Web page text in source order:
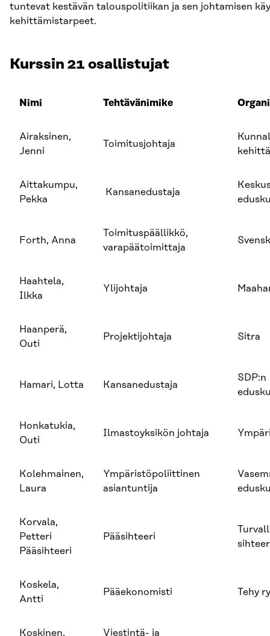
tuntevat kestävän talouspolitiikan ja sen johtamisen
kehittämistarpeet.
Kurssin 21 osallistujat
Nimi Tehtävänimike
Airaksinen,
Jenni
Toimitusjohtaja
Aittakumpu,
Pekka
Kansanedustaja
Forth, Anna
Toimituspäällikkö,
varapäätoimittaja
Haahtela,
Ilkka
Ylijohtaja
Haanperä,
Outi
Projektijohtaja Sitra
Hamari, Lotta Kansanedustaja
SDP:n
Honkatukia,
Outi
Ilmastoyksikön johtaja
Kolehmainen,
Laura
Ympäristöpoliittinen
asiantuntija
Korvala,
Petteri
Pääsihteeri
Pääsihteeri
Koskela,
Antti
Pääekonomisti Tehy ry
Koskinen, Viestintä- ja